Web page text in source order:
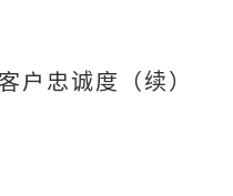
户忠诚度（续）